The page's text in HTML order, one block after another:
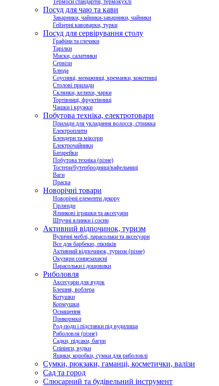
Термоси стандартні, термокухлі
Посуд для чаю та кави
Заварники, чайники-заварники, чайники
Гейзерні кавоварки, турки
Посуд для сервірування столу
Графіни та глечики
Тарілки
Миски, салатники
Сервізи
Блюда
Соусниці, менажниці, креманки, кокотниці
Столові прилади
Склянки, келихи, чарки
Тортівниці, фруктівниці
Чашки і кружки
Побутова техніка, електротовари
Прилади для укладання волосся, стрижка
Електроплити
Блендери та міксери
Електрочайники
Батарейки
Побутова техніка (різне)
Тостери/бутербродниці/вафельниці
Ваги
Праска
Новорічні товари
Новорічні елементи декору
Гірлянди
Ялинкові іграшки та аксесуари
Штучні ялинки і сосни
Активний відпочинок, туризм
Вуличні меблі, парасольки та аксесуари
Все для барбекю, пікніків
Активний відпочинок, туризм (різне)
Окуляри сонцезахисні
Парасольки і дощовики
Риболовля
Аксесуари для вудок
Блешня, воблера
Котушки
Кормушки
Оснащення
Прикормки
Род-поди і підставки під вудилища
Риболовля (різне)
Садки, підсаки, багри
Спінінги, вудки
Ящики, коробки, сумки для риболовлі
Сумки, рюкзаки, гаманці, косметички, валізи
Сад та город
Слюсарний та будівельний інструмент